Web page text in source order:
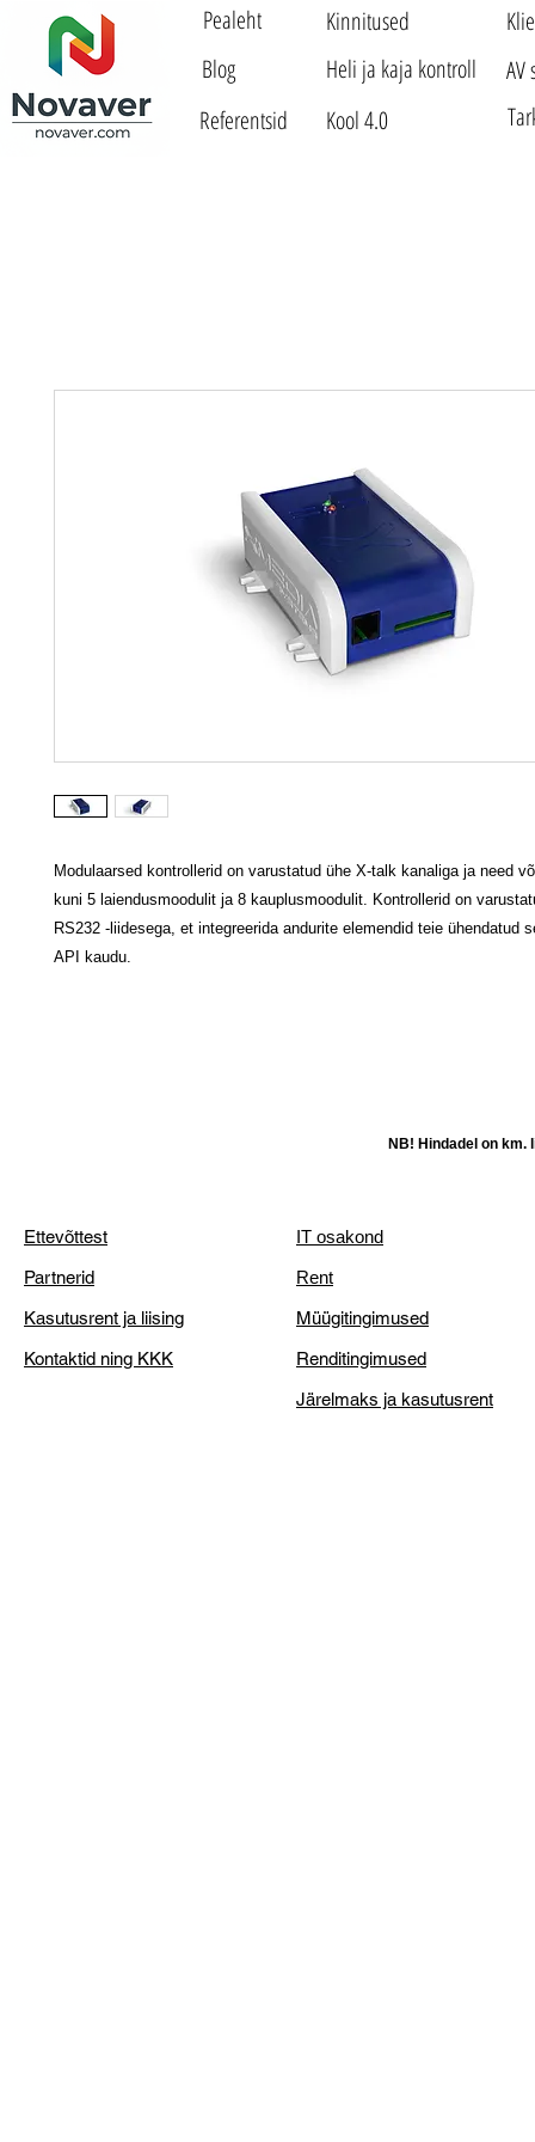
Pealeht
Blog
Referentsid
Heli ja kaja kontroll
Kinnitused
Kool 4.0
Modulaarsed kontrollerid on varustatud ühe X-talk kanaliga ja need
kuni 5 laiendusmoodulit ja 8 kauplusmoodulit. Kontrollerid on
RS232 -liidesega, et integreerida andurite elemendid teie ühendatud
API kaudu.
NB! Hindadel on km.
Ettevõttest
Partnerid
Kasutusrent ja liising
Kontaktid ning KKK
IT osakond
Rent
Müügitingimused
Renditingimused
Järelmaks ja kasutusrent